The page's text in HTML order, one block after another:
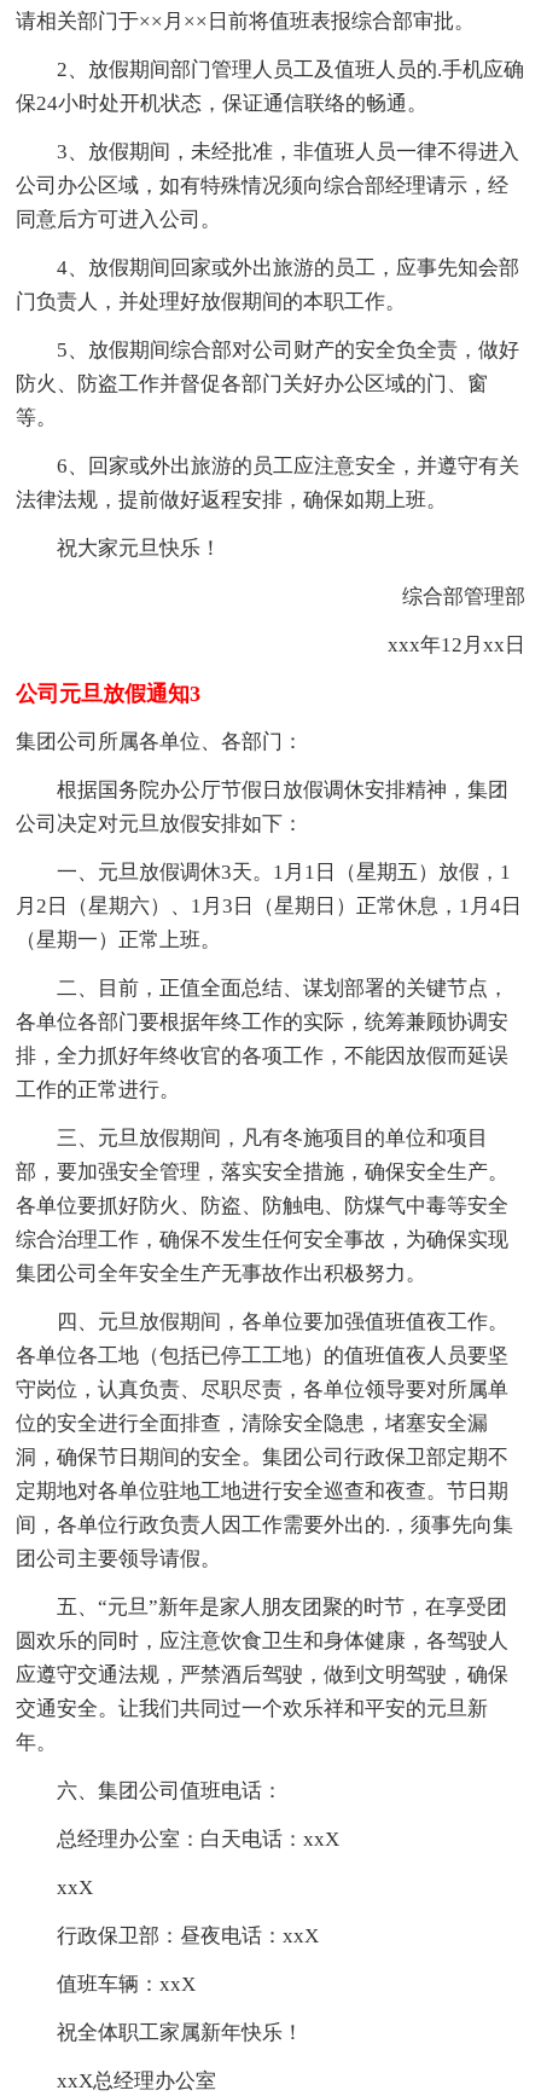
请相关部门于××月××日前将值班表报综合部审批。
2、放假期间部门管理人员工及值班人员的.手机应确
保24小时处开机状态，保证通信联络的畅通。
3、放假期间，未经批准，非值班人员一律不得进入
公司办公区域，如有特殊情况须向综合部经理请示，经
同意后方可进入公司。
4、放假期间回家或外出旅游的员工，应事先知会部
门负责人，并处理好放假期间的本职工作。
5、放假期间综合部对公司财产的安全负全责，做好
防火、防盗工作并督促各部门关好办公区域的门、窗
等。
6、回家或外出旅游的员工应注意安全，并遵守有关
法律法规，提前做好返程安排，确保如期上班。
祝大家元旦快乐！
综合部管理部
xxx年12月xx日
公司元旦放假通知3
集团公司所属各单位、各部门：
根据国务院办公厅节假日放假调休安排精神，集团
公司决定对元旦放假安排如下：
一、元旦放假调休3天。1月1日（星期五）放假，1
月2日（星期六）、1月3日（星期日）正常休息，1月4日
（星期一）正常上班。
二、目前，正值全面总结、谋划部署的关键节点，
各单位各部门要根据年终工作的实际，统筹兼顾协调安
排，全力抓好年终收官的各项工作，不能因放假而延误
工作的正常进行。
三、元旦放假期间，凡有冬施项目的单位和项目
部，要加强安全管理，落实安全措施，确保安全生产。
各单位要抓好防火、防盗、防触电、防煤气中毒等安全
综合治理工作，确保不发生任何安全事故，为确保实现
集团公司全年安全生产无事故作出积极努力。
四、元旦放假期间，各单位要加强值班值夜工作。
各单位各工地（包括已停工工地）的值班值夜人员要坚
守岗位，认真负责、尽职尽责，各单位领导要对所属单
位的安全进行全面排查，清除安全隐患，堵塞安全漏
洞，确保节日期间的安全。集团公司行政保卫部定期不
定期地对各单位驻地工地进行安全巡查和夜查。节日期
间，各单位行政负责人因工作需要外出的.，须事先向集
团公司主要领导请假。
五、“元旦”新年是家人朋友团聚的时节，在享受团
圆欢乐的同时，应注意饮食卫生和身体健康，各驾驶人
应遵守交通法规，严禁酒后驾驶，做到文明驾驶，确保
交通安全。让我们共同过一个欢乐祥和平安的元旦新
年。
六、集团公司值班电话：
总经理办公室：白天电话：xxX
xxX
行政保卫部：昼夜电话：xxX
值班车辆：xxX
祝全体职工家属新年快乐！
xxX总经理办公室